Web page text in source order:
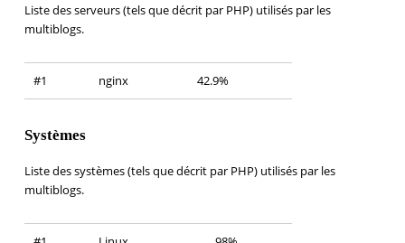
Liste des serveurs (tels que décrit par PHP) utilisés par les
multiblogs.
#1 nginx 42.9%
Systèmes
Liste des systèmes (tels que décrit par PHP) utilisés par les
multiblogs.